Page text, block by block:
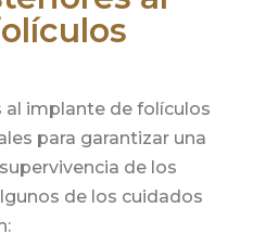
implante de folículos
para garantizar una
de los
de los cuidados